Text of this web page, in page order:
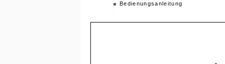
Bedienungsanleitung